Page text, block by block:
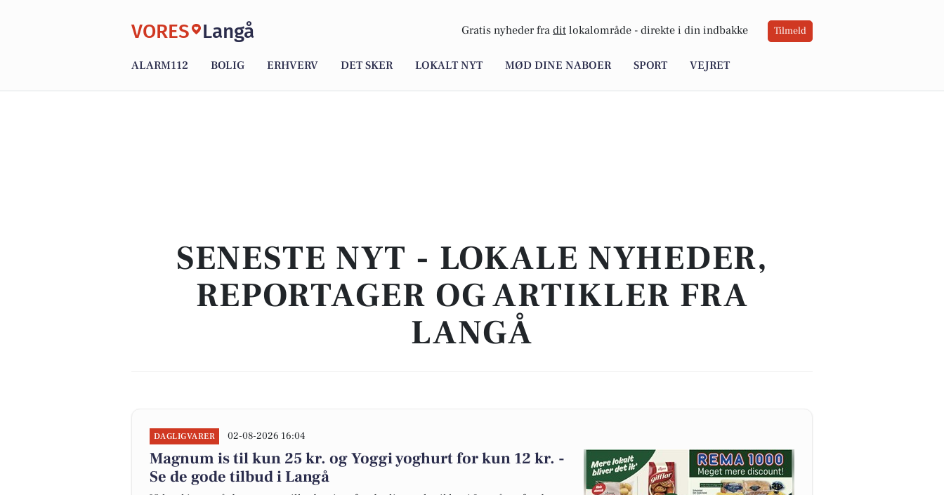
VORES Langå Gratis nyheder fra dit lokalområde - direkte i din indbakke Tilmeld
ALARM112 BOLIG ERHVERV DET SKER LOKALT NYT MØD DINE NABOER SPORT VEJRET
SENESTE NYT - LOKALE NYHEDER,
REPORTAGER OG ARTIKLER FRA
LANGÅ
DAGLIGVARER 02-08-2026 16:04
Magnum is til kun 25 kr. og Yoggi yoghurt for kun 12 kr. -
Se de gode tilbud i Langå